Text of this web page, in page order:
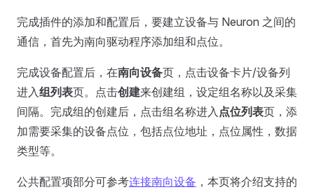
完成插件的添加和配置后，要建立设备与 Neuron 之间的
通信，首先为南向驱动程序添加组和点位。
完成设备配置后，在南向设备页，点击设备卡片/设备列
进入组列表页。点击创建来创建组，设定组名称以及采集
间隔。完成组的创建后，点击组名称进入 点位列表页，添
加需要采集的设备点位，包括点位地址，点位属性，数据
类型等。
公共配置项部分可参考连接南向设备 ，本页将介绍支持的